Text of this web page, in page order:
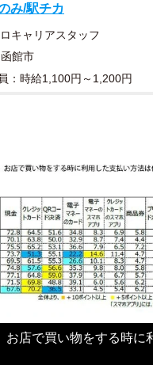
み/駅チカ
キャリアスタッフ
館市
：時給1,100円～1,200円
お店で買い物をする時に